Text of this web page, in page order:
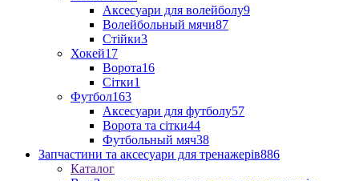
Аксесуари для волейболу9
Волейбольный мячи87
Стійки3
Хокей17
Ворота16
Сітки1
Футбол163
Аксесуари для футболу57
Ворота та сітки44
Футбольный мяч38
Запчастини та аксесуари для тренажерів886
Каталог